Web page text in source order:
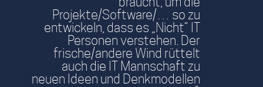
Projekte/Software/… so zu
entwickeln, dass es „Nicht“ IT
Personen verstehen. Der
frische/andere Wind rüttelt
auch die IT Mannschaft zu
neuen Ideen und Denkmodellen